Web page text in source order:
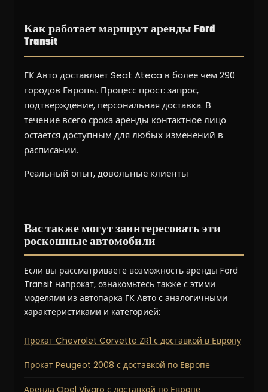
Как работает маршрут аренды Ford
Transit
ГК Авто доставляет Seat Ateca в более чем 290
городов Европы. Процесс прост: запрос,
подтверждение, персональная доставка. В
течение всего срока аренды контактное лицо
остается доступным для любых изменений в
расписании.
Реальный опыт, довольные клиенты
Вас также могут заинтересовать эти
роскошные автомобили
Если вы рассматриваете возможность аренды Ford
Transit напрокат, ознакомьтесь также с этими
моделями из автопарка ГК Авто с аналогичными
характеристиками и категорией:
Прокат Chevrolet Corvette ZR1 с доставкой в Европу
Прокат Peugeot 2008 с доставкой по Европе